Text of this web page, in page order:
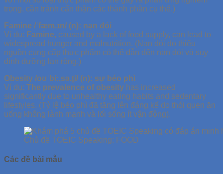
trọng, cần tránh cẩn thận các thành phần cụ thể.)
Famine /ˈfæm.ɪn/ (n): nạn đói
Ví dụ: Famine, caused by a lack of food supply, can lead to
widespread hunger and malnutrition. (Nạn đói do thiếu
nguồn cung cấp thực phẩm có thể dẫn đến nạn đói và suy
dinh dưỡng lan rộng.)
Obesity /oʊˈbiː.sə.t̬i/ (n): sự béo phì
Ví dụ: The prevalence of obesity has increased
significantly due to unhealthy eating habits and sedentary
lifestyles. (Tỷ lệ béo phì đã tăng lên đáng kể do thói quen ăn
uống không lành mạnh và lối sống ít vận động).
Chủ đề TOEIC Speaking: FOOD
Các đề bài mẫu